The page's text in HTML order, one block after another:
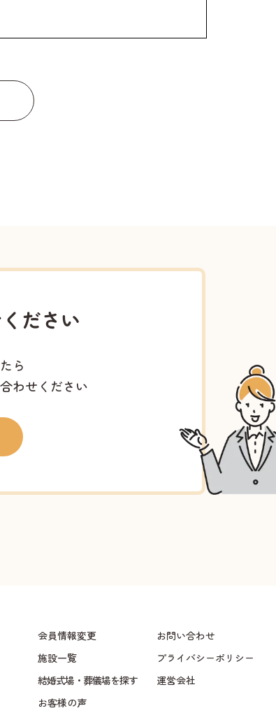
ださい
ら
わせください
会員情報変更
施設一覧
結婚式場・葬儀場を探す
お客様の声
お問い合わせ
プライバシーポリシー
運営会社